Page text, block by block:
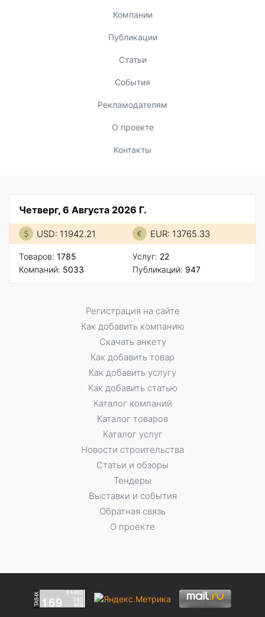
Компании
Публикации
Статьи
События
Рекламодателям
О проекте
Контакты
Четверг, 6 Августа 2026 Г.
USD: 11942.21 EUR: 13765.33
Товаров: 1785
Компаний: 5033
Услуг: 22
Публикаций: 947
Регистрация на сайте
Как добавить компанию
Скачать анкету
Как добавить товар
Как добавить услугу
Как добавить статью
Каталог компаний
Каталог товаров
Каталог услуг
Новости строительства
Статьи и обзоры
Тендеры
Выставки и события
Обратная связь
О проекте